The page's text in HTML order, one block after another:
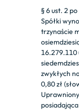
§ 6 ust. 2
Spółki
trzynaście
16.279.110
zwykłych
0,80 zł